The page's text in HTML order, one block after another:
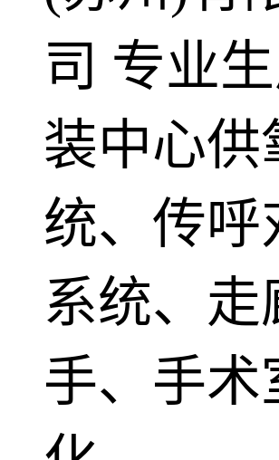
司 专业
装中心供
统、传呼
系统、走
手、手术